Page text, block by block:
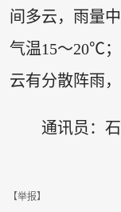
间多云，雨量
气温15～20℃
云有分散阵雨
通讯员：
【举报】